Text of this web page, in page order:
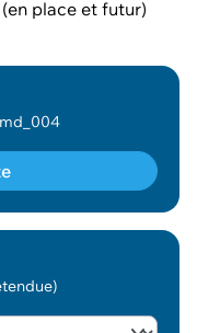
place et futur)